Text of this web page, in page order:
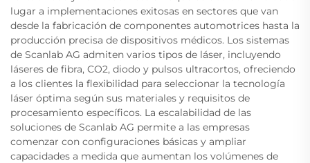
lugar a implementaciones exitosas en sectores que van
desde la fabricación de componentes automotrices hasta la
producción precisa de dispositivos médicos. Los sistemas
de Scanlab AG admiten varios tipos de láser, incluyendo
láseres de fibra, CO2, diodo y pulsos ultracortos, ofreciendo
a los clientes la flexibilidad para seleccionar la tecnología
láser óptima según sus materiales y requisitos de
procesamiento específicos. La escalabilidad de las
soluciones de Scanlab AG permite a las empresas
comenzar con configuraciones básicas y ampliar
capacidades a medida que aumentan los volúmenes de